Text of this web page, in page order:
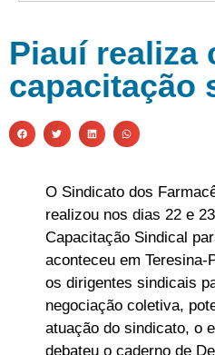
Piauí realiza
capacitação
O Sindicato dos
realizou nos dias 22 e
Capacitação Sindical
aconteceu em Teresina-
os dirigentes sindicais
negociação coletiva,
atuação do sindicato, o
debateu o caderno de